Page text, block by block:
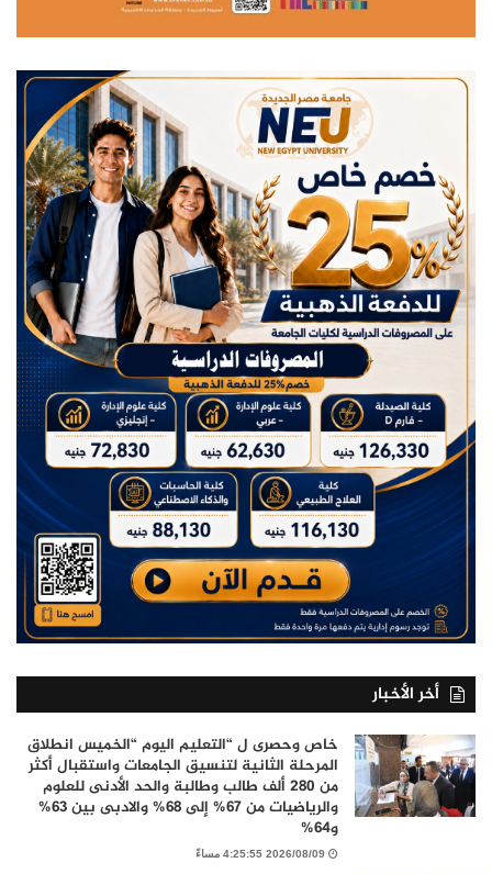
أخر الأخبار
خاص وحصرى ل “التعليم اليوم “الخميس انطلاق
المرحلة الثانية لتنسيق الجامعات واستقبال أكثر
من 280 ألف طالب وطالبة والحد الأدنى للعلوم
والرياضيات من 67% إلى 68% والادبى بين 63%
و64%
2026/08/09 4:25:55 مساءً